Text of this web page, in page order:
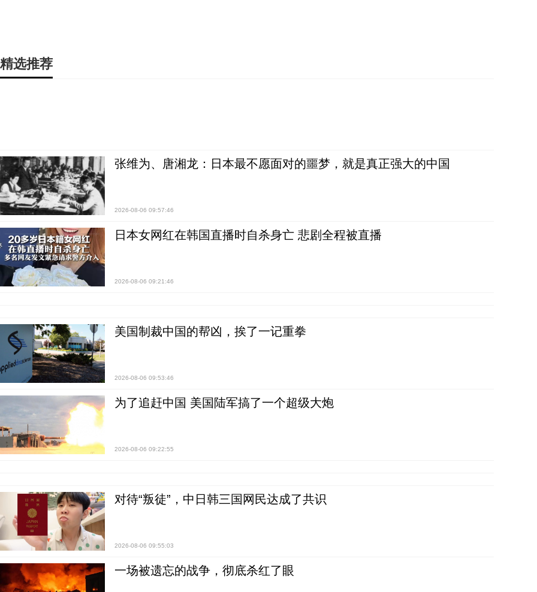
精选推荐
张维为、唐湘龙：日本最不愿面对的噩梦，就是真正强大的中国
2026-08-06 09:57:46
日本女网红在韩国直播时自杀身亡 悲剧全程被直播
2026-08-06 09:21:46
美国制裁中国的帮凶，挨了一记重拳
2026-08-06 09:53:46
为了追赶中国 美国陆军搞了一个超级大炮
2026-08-06 09:22:55
对待“叛徒”，中日韩三国网民达成了共识
2026-08-06 09:55:03
一场被遗忘的战争，彻底杀红了眼